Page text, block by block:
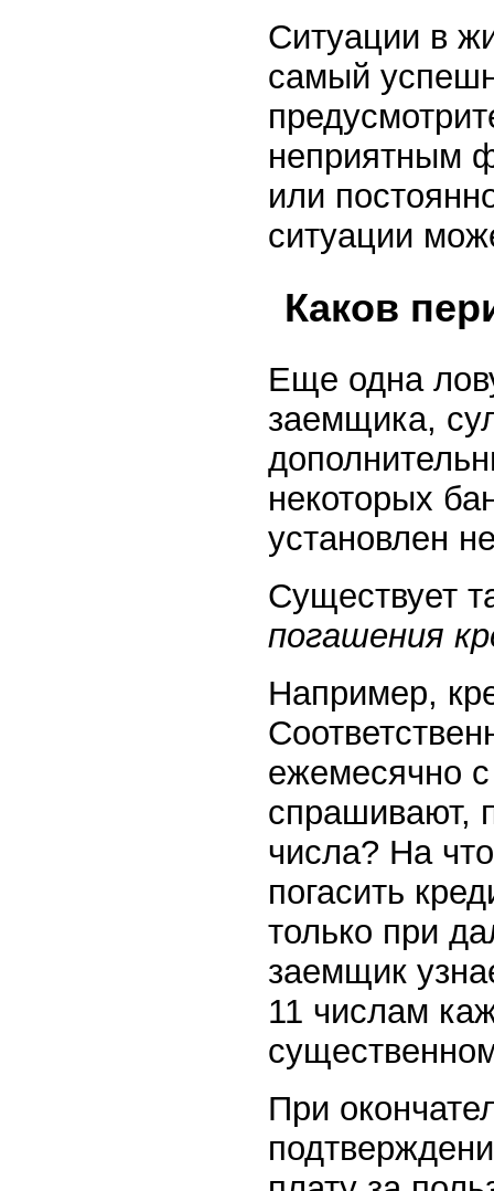
Ситуации в
самый
неприятным
или
ситуации
Каков
Еще одна
заемщика,
некоторых
установлен
Существует
погашения
Например,
ежемесячно
спрашивают,
числа? На
погасить
только при
заемщик
11 числам
При